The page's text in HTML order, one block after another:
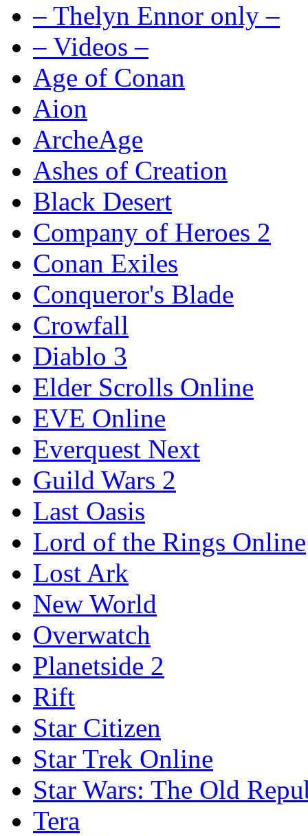
– Thelyn Ennor only –
– Videos –
Age of Conan
Aion
ArcheAge
Ashes of Creation
Black Desert
Company of Heroes 2
Conan Exiles
Conqueror's Blade
Crowfall
Diablo 3
Elder Scrolls Online
EVE Online
Everquest Next
Guild Wars 2
Last Oasis
Lord of the Rings Online
Lost Ark
New World
Overwatch
Planetside 2
Rift
Star Citizen
Star Trek Online
Star Wars: The Old
Tera